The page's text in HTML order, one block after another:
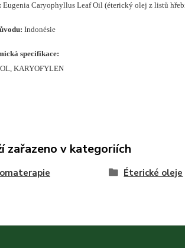
Eugenia Caryophyllus Leaf Oil (éterický olej z listů
Indonésie
specifikace:
KARYOFYLEN
zařazeno v kategoriích
Éterické oleje